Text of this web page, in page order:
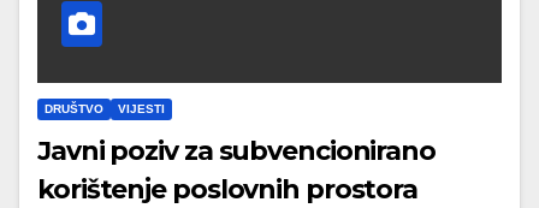
DRUŠTVO VIJESTI
Javni poziv za subvencionirano
korištenje poslovnih prostora